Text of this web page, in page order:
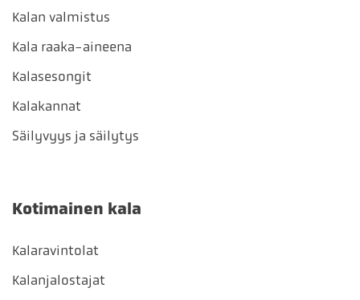
Kalan valmistus
Kala raaka-aineena
Kalasesongit
Kalakannat
Säilyvyys ja säilytys
Kotimainen kala
Kalaravintolat
Kalanjalostajat